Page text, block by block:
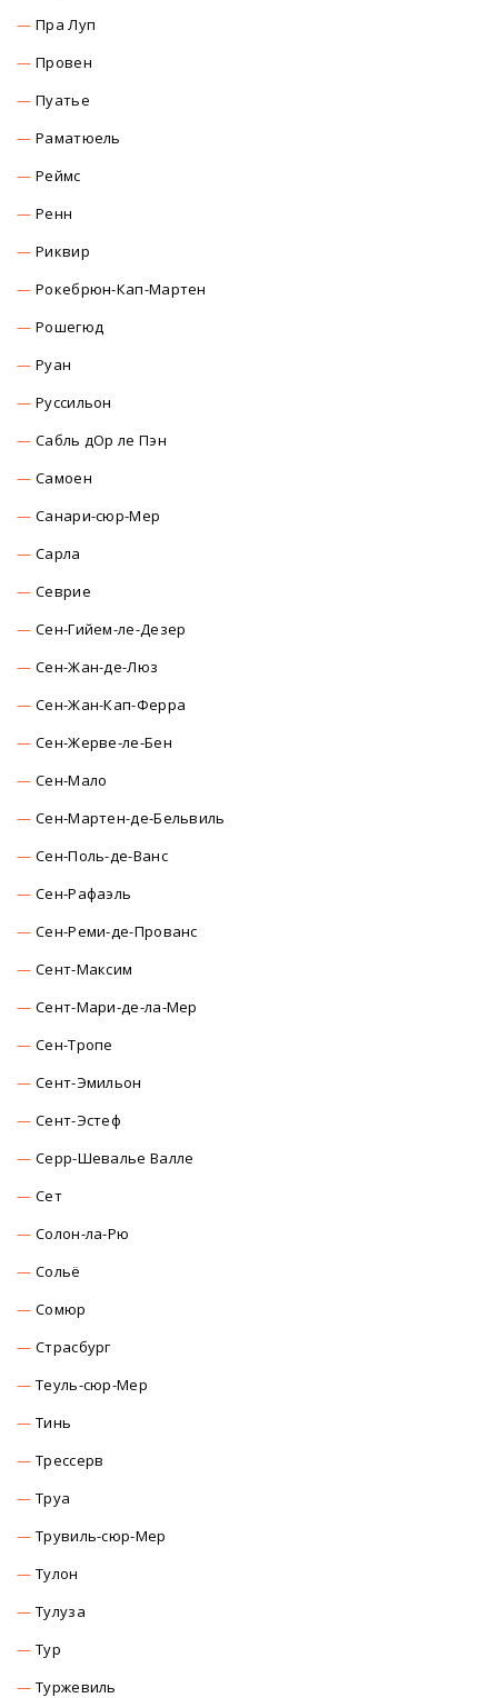
Пра Луп
Провен
Пуатье
Раматюель
Реймс
Ренн
Риквир
Рокебрюн-Кап-Мартен
Рошегюд
Руан
Руссильон
Сабль дОр ле Пэн
Самоен
Санари-сюр-Мер
Сарла
Севрие
Сен-Гийем-ле-Дезер
Сен-Жан-де-Люз
Сен-Жан-Кап-Ферра
Сен-Жерве-ле-Бен
Сен-Мало
Сен-Мартен-де-Бельвиль
Сен-Поль-де-Ванс
Сен-Рафаэль
Сен-Реми-де-Прованс
Сент-Максим
Сент-Мари-де-ла-Мер
Сен-Тропе
Сент-Эмильон
Сент-Эстеф
Серр-Шевалье Валле
Сет
Солон-ла-Рю
Сольё
Сомюр
Страсбург
Теуль-сюр-Мер
Тинь
Трессерв
Труа
Трувиль-сюр-Мер
Тулон
Тулуза
Тур
Туржевиль